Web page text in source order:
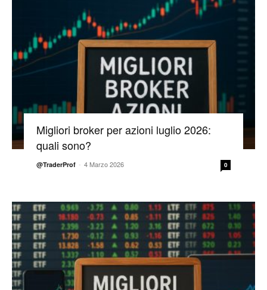
Migliori broker per azioni luglio 2026:
quali sono?
@TraderProf - 4 Marzo 2026 0